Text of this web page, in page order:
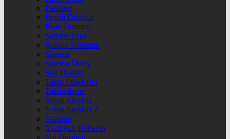
Pariteler
Profili Düzenle
Puan Durumu
Sample Page
Şifremi Unuttum
Sinema
Sinema Detay
Son Dakika
Takip Ettiklerim
Takipçilerim
Yayın Akışları
Yayın Akışları 2
Yazarlar
Yazdığım Haberler